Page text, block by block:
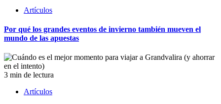
Artículos
Por qué los grandes eventos de invierno también mueven el
mundo de las apuestas
3 min de lectura
Artículos